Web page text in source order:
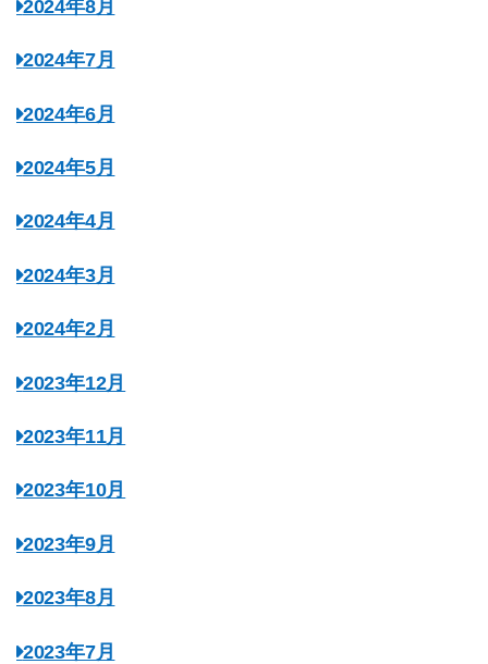
2024年8月
2024年7月
2024年6月
2024年5月
2024年4月
2024年3月
2024年2月
2023年12月
2023年11月
2023年10月
2023年9月
2023年8月
2023年7月